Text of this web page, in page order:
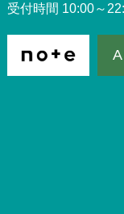
受付時間 10:00～